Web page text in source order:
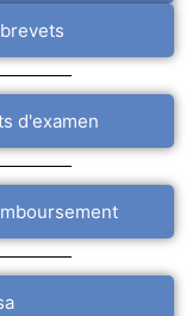
d'examen